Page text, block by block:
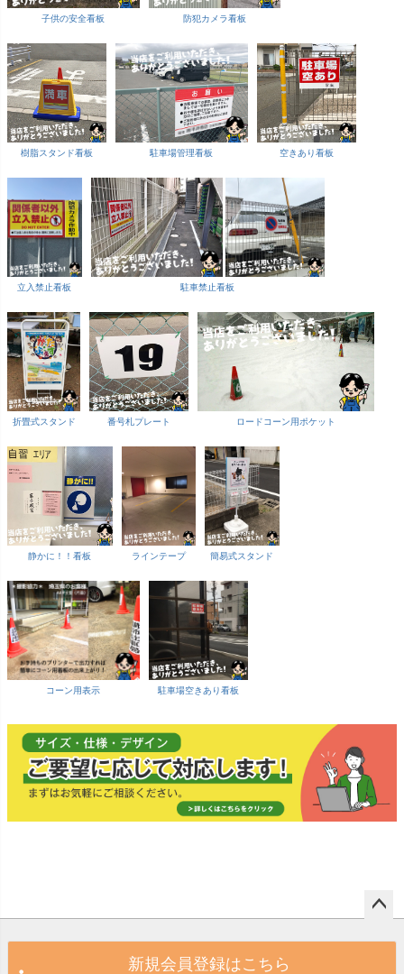
子供の安全看板 防犯カメラ看板
樹脂スタンド看板 駐車場管理看板 空きあり看板
立入禁止看板 駐車禁止看板
折畳式スタンド 番号札プレート ロードコーン用ポケット
静かに！！看板 ラインテープ 簡易式スタンド
コーン用表示 駐車場空きあり看板
新規会員登録はこちら